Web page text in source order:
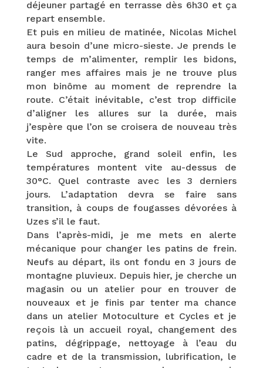
déjeuner partagé en terrasse dès 6h30 et ça
repart ensemble.
Et puis en milieu de matinée, Nicolas Michel
aura besoin d’une micro-sieste. Je prends le
temps de m’alimenter, remplir les bidons,
ranger mes affaires mais je ne trouve plus
mon binôme au moment de reprendre la
route. C’était inévitable, c’est trop difficile
d’aligner les allures sur la durée, mais
j’espère que l’on se croisera de nouveau très
vite.
Le Sud approche, grand soleil enfin, les
températures montent vite au-dessus de
30°C. Quel contraste avec les 3 derniers
jours. L’adaptation devra se faire sans
transition, à coups de fougasses dévorées à
Uzes s’il le faut.
Dans l’après-midi, je me mets en alerte
mécanique pour changer les patins de frein.
Neufs au départ, ils ont fondu en 3 jours de
montagne pluvieux. Depuis hier, je cherche un
magasin ou un atelier pour en trouver de
nouveaux et je finis par tenter ma chance
dans un atelier Motoculture et Cycles et je
reçois là un accueil royal, changement des
patins, dégrippage, nettoyage à l’eau du
cadre et de la transmission, lubrification, le